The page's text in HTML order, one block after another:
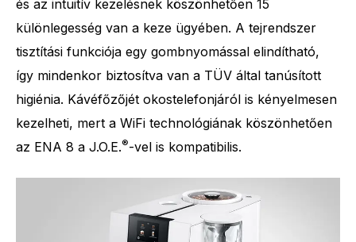
és az intuitív kezelésnek köszönhetően 15
különlegesség van a keze ügyében. A tejrendszer
tisztítási funkciója egy gombnyomással elindítható,
így mindenkor biztosítva van a TÜV által tanúsított
higiénia. Kávéfőzőjét okostelefonjáról is kényelmesen
kezelheti, mert a WiFi technológiának köszönhetően
az ENA 8 a J.O.E.®-vel is kompatibilis.